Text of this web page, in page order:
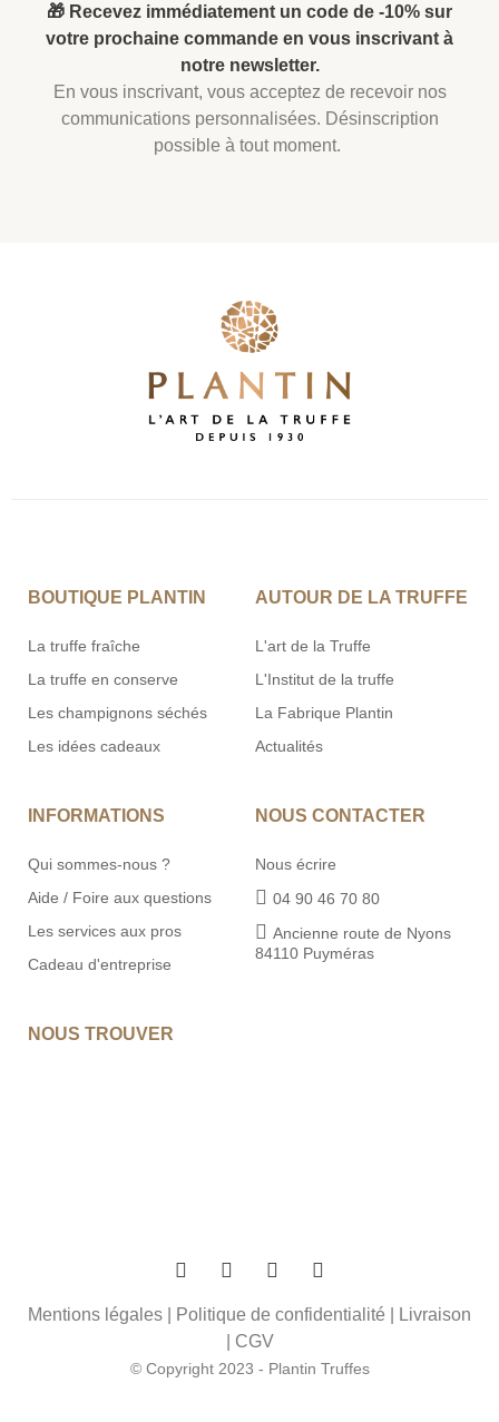
🎁 Recevez immédiatement un code de -10% sur
votre prochaine commande en vous inscrivant à
notre newsletter.
En vous inscrivant, vous acceptez de recevoir nos
communications personnalisées. Désinscription
possible à tout moment.
BOUTIQUE PLANTIN
La truffe fraîche
La truffe en conserve
Les champignons séchés
Les idées cadeaux
AUTOUR DE LA TRUFFE
L'art de la Truffe
L'Institut de la truffe
La Fabrique Plantin
Actualités
INFORMATIONS
Qui sommes-nous ?
Aide / Foire aux questions
Les services aux pros
Cadeau d'entreprise
NOUS CONTACTER
Nous écrire
04 90 46 70 80
Ancienne route de Nyons
84110 Puyméras
NOUS TROUVER
© Copyright 2023 - Plantin Truffes
Mentions légales Politique de confidentialité
Livraison
CGV